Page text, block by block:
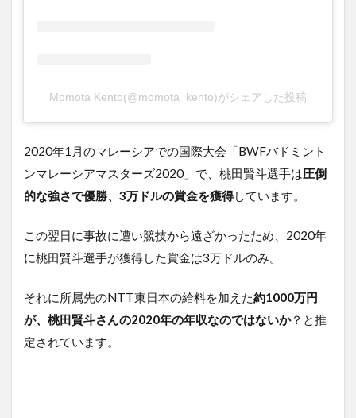
Momota Kento(@momota_kento)がシェアした投稿
2020年1月のマレーシアでの国際大会「BWFバドミント
ンマレーシアマスターズ2020」で、桃田賢斗選手は圧倒
的な強さで優勝、3万ドルの賞金を獲得しています。
この翌日に事故に遭い競技から遠ざかったため、2020年
に桃田賢斗選手が獲得した賞金は3万ドルのみ。
それに所属先のNTT東日本の給料を加えた約1000万円
が、桃田賢斗さんの2020年の年収なのではないか？と推
定されています。